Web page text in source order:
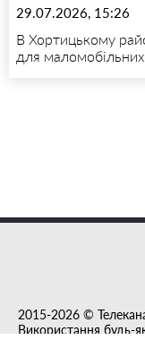
29.07.2026, 15:26
В Хортицькому
для
2015-2026 ©
Використання будь-